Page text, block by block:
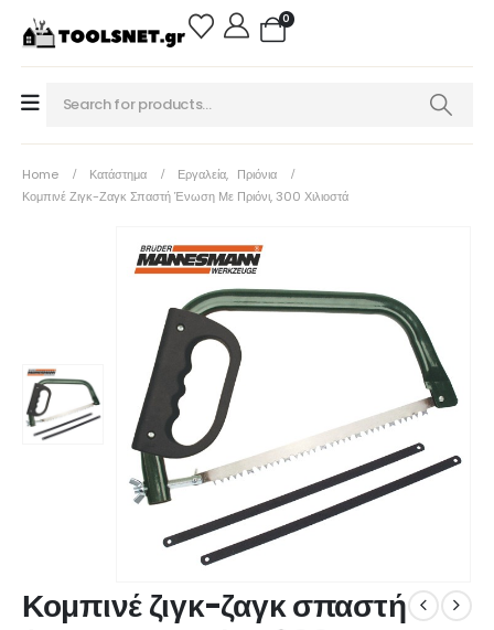
0
Home Κατάστημα Εργαλεία, Πριόνια
Κομπινέ Ζιγκ-Ζαγκ Σπαστή Ένωση Με Πριόνι, 300 Χιλιοστά
Κομπινέ ζιγκ-ζαγκ σπαστή